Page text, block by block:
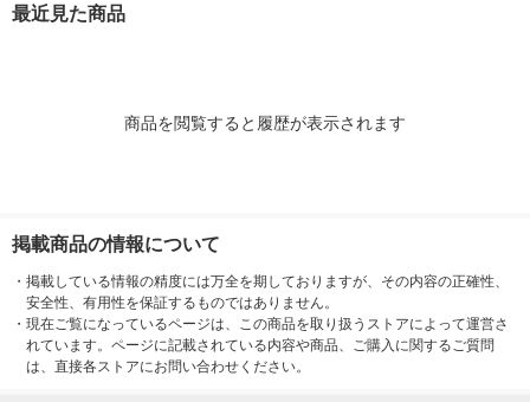
最近見た商品
商品を閲覧すると履歴が表示されます
掲載商品の情報について
・ 掲載している情報の精度には万全を期しておりますが、その内容の正確性、
安全性、有用性を保証するものではありません。
・ 現在ご覧になっているページは、この商品を取り扱うストアによって運営さ
れています。ページに記載されている内容や商品、ご購入に関するご質問
は、直接各ストアにお問い合わせください。